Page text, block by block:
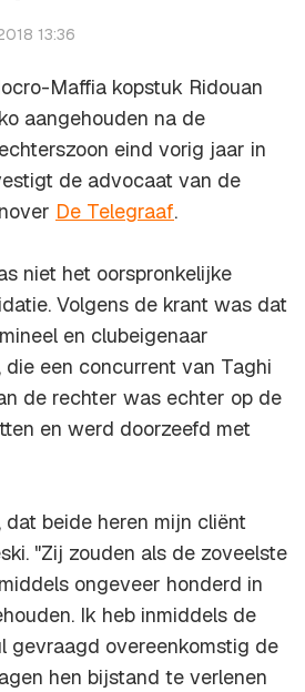
13:36
Maffia kopstuk Ridouan
aangehouden na de
eind vorig jaar in
de advocaat van de
De Telegraaf.
niet het oorspronkelijke
Volgens de krant was dat
en clubeigenaar
die een concurrent van Taghi
de rechter was echter op de
en werd doorzeefd met
dat beide heren mijn cliënt
"Zij zouden als de zoveelste
ongeveer honderd in
Ik heb inmiddels de
gevraagd overeenkomstig de
hen bijstand te verlenen